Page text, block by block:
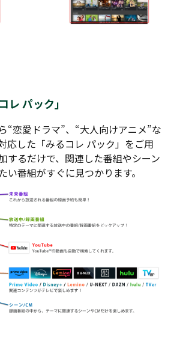
レ パック」
“恋愛ドラマ”、“大人向けアニメ”な
応した「みるコレ パック」をご用
するだけで、関連した番組やシーン
い番組がすぐに見つかります。